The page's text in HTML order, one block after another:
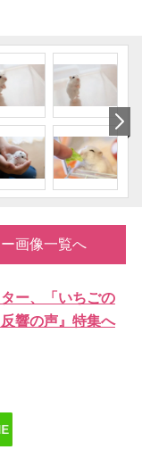
画像一覧へ
ー、「いちごの
響の声』特集へ